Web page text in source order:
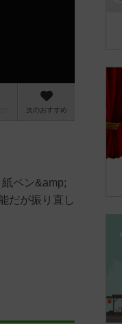
次のおすすめ
ペン&amp;
だが振り直し